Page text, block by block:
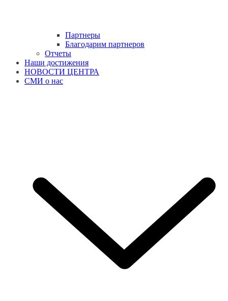
Партнеры
Благодарим партнеров
Отчеты
Наши достижения
НОВОСТИ ЦЕНТРА
СМИ о нас